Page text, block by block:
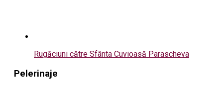
Rugăciuni către Sfânta Cuvioasă Parascheva
Pelerinaje